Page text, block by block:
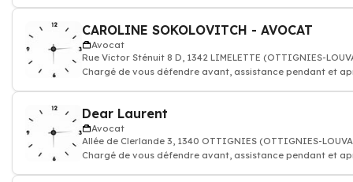
CAROLINE SOKOLOVITCH - AVOCAT
Avocat
Rue Victor Sténuit 8 D, 1342 LIMELETTE (OTTIGNIES-
Chargé de vous défendre avant, assistance pendant et
Dear Laurent
Avocat
Allée de Clerlande 3, 1340 OTTIGNIES (OTTIGNIES-
Chargé de vous défendre avant, assistance pendant et